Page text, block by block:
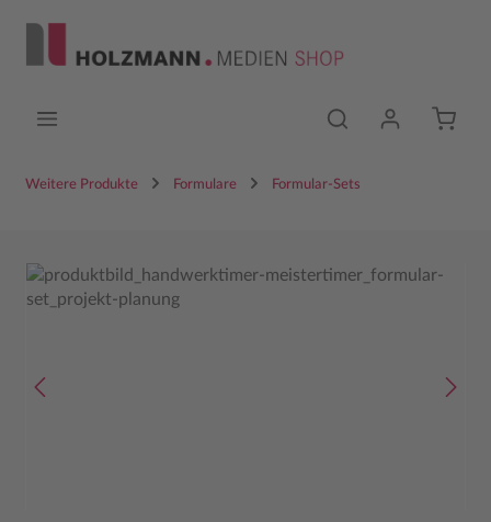
Weitere Produkte Formulare Formular-Sets
Bildergalerie überspringen